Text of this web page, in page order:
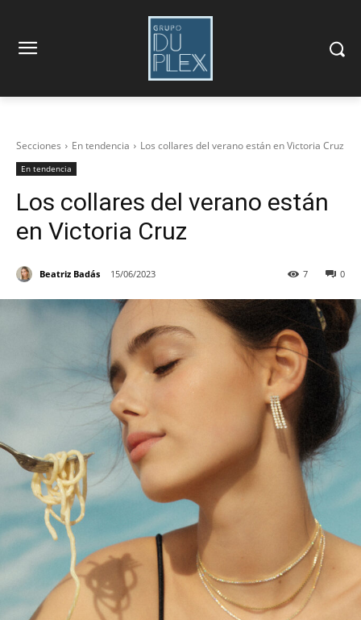
Secciones En tendencia Los collares del verano están en Victoria Cruz
En tendencia
Los collares del verano están
en Victoria Cruz
Beatriz Badás 15/06/2023 0
7